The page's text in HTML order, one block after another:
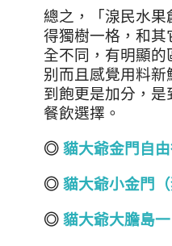
總之，「湶民水果
得獨樹一格，和其
全不同，有明顯
别而且感覺用料
到飽更是加分，
餐飲選擇。
◎ 貓大爺金門自
◎ 貓大爺小金門
◎ 貓大爺大膽島